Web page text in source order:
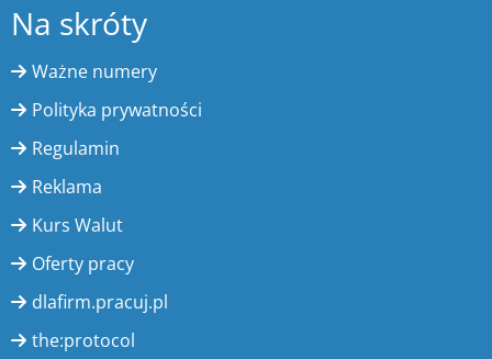
Na skróty
Ważne numery
Polityka prywatności
Regulamin
Reklama
Kurs Walut
Oferty pracy
dlafirm.pracuj.pl
the:protocol